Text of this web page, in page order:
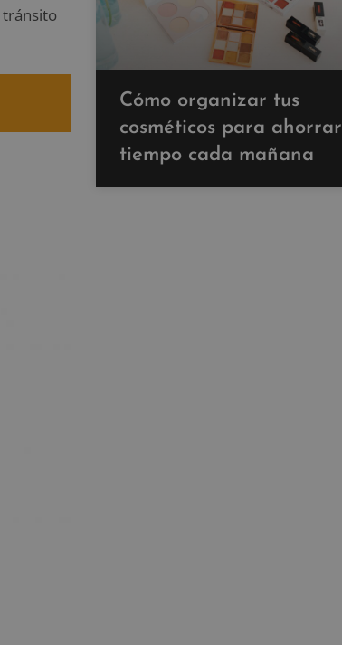
tránsito
Cómo organizar tus
cosméticos para ahorrar
tiempo cada mañana